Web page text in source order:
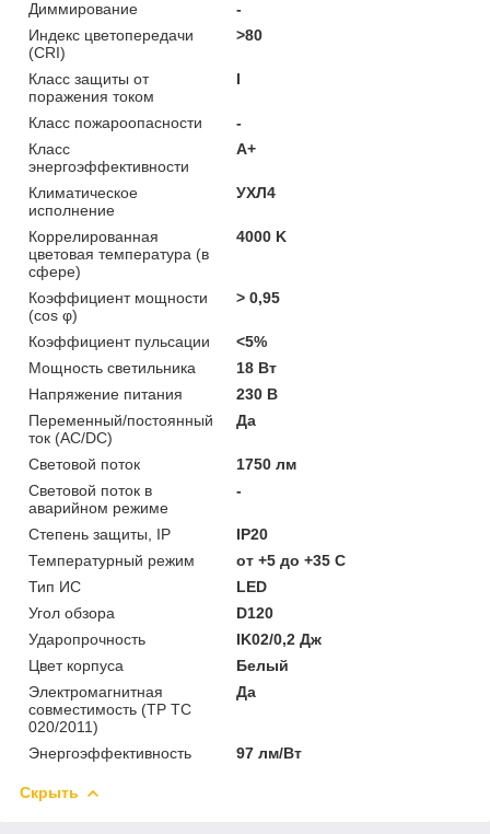
Диммирование
-
Индекс цветопередачи
(CRI)
>80
Класс защиты от
поражения током
I
Класс пожароопасности
-
Класс
энергоэффективности
A+
Климатическое
исполнение
УХЛ4
Коррелированная
цветовая температура (в
сфере)
4000 K
Коэффициент мощности
(cos φ)
> 0,95
Коэффициент пульсации
<5%
Мощность светильника
18 Вт
Напряжение питания
230 В
Переменный/постоянный
ток (AC/DC)
Да
Световой поток
1750 лм
Световой поток в
аварийном режиме
-
Степень защиты, IP
IP20
Температурный режим
от +5 до +35 C
Тип ИС
LED
Угол обзора
D120
Ударопрочность
IK02/0,2 Дж
Цвет корпуса
Белый
Электромагнитная
совместимость (ТР ТС
020/2011)
Да
Энергоэффективность 97 лм/Вт
Скрыть